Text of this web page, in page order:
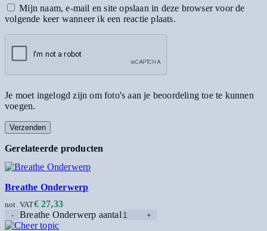
Mijn naam, e-mail en site opslaan in deze browser voor de
volgende keer wanneer ik een reactie plaats.
Je moet ingelogd zijn om foto's aan je beoordeling toe te kunnen
voegen.
Gerelateerde producten
Breathe Onderwerp
€27,33
not. VAT
Breathe Onderwerp aantal